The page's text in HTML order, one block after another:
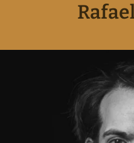
NIEDERRHEINISCHE